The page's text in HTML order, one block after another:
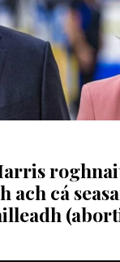
ach cá